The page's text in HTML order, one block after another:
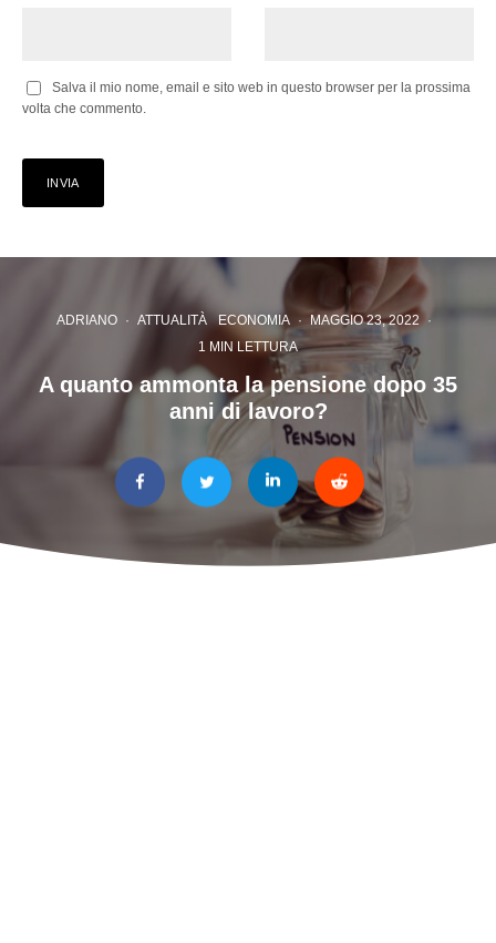
Salva il mio nome, email e sito web in questo browser per la prossima
volta che commento.
ADRIANO · ATTUALITÀ ECONOMIA · MAGGIO 23, 2022
·
1 MIN LETTURA
A quanto ammonta la pensione dopo 35
anni di lavoro?